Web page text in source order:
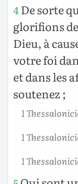
4De sorte
glorifions
Dieu, à
votre foi
et dans les
soutenez ;
1
1
1